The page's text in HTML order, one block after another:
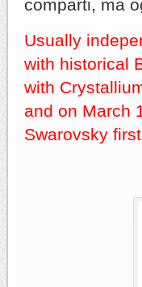
comparti, ma
Usually
with historical
with
and on March
Swarovsky